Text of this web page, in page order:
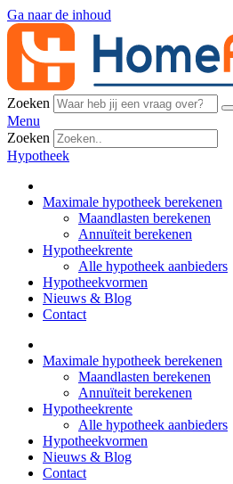
Ga naar de inhoud
Zoeken
Menu
Zoeken
Hypotheek
Maximale hypotheek berekenen
Maandlasten berekenen
Annuïteit berekenen
Hypotheekrente
Alle hypotheek aanbieders
Hypotheekvormen
Nieuws & Blog
Contact
Maximale hypotheek berekenen
Maandlasten berekenen
Annuïteit berekenen
Hypotheekrente
Alle hypotheek aanbieders
Hypotheekvormen
Nieuws & Blog
Contact